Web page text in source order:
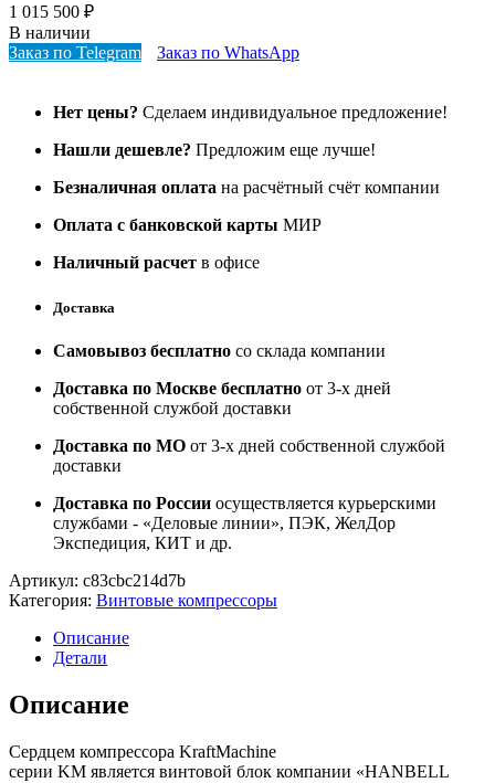
1 015 500 ₽
В наличии
Заказ по Telegram
Заказ по WhatsApp
Нет цены? Сделаем индивидуальное предложение!
Нашли дешевле? Предложим еще лучше!
Безналичная оплата на расчётный счёт компании
Оплата с банковской карты МИР
Наличный расчет в офисе
Доставка
Самовывоз бесплатно со склада компании
Доставка по Москве бесплатно от 3-х дней
собственной службой доставки
Доставка по МО от 3-х дней собственной службой
доставки
Доставка по России осуществляется курьерскими
службами - «Деловые линии», ПЭК, ЖелДор
Экспедиция, КИТ и др.
Артикул: c83cbc214d7b
Категория: Винтовые компрессоры
Описание
Детали
Описание
Сердцем компрессора KraftMachine
серии KM является винтовой блок компании «HANBELL